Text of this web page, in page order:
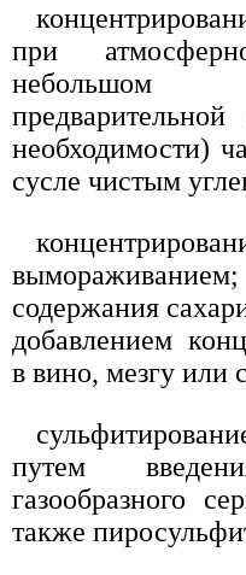
при
небольшом
необходимости)
сусле чистым
содержания
добавлением
в вино, мезгу или
путем
газообразного
также